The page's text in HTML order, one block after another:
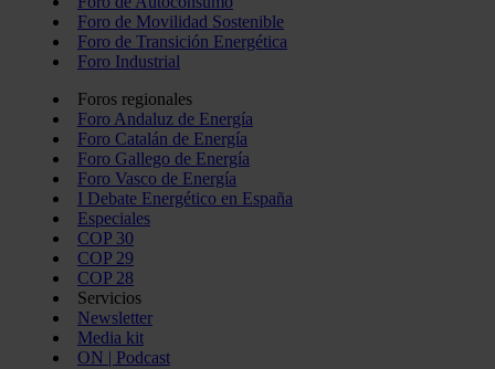
Foro de Movilidad Sostenible
Foro de Transición Energética
Foro Industrial
Foros regionales
Foro Andaluz de Energía
Foro Catalán de Energía
Foro Gallego de Energía
Foro Vasco de Energía
I Debate Energético en España
Especiales
COP 30
COP 29
COP 28
Servicios
Newsletter
Media kit
ON | Podcast